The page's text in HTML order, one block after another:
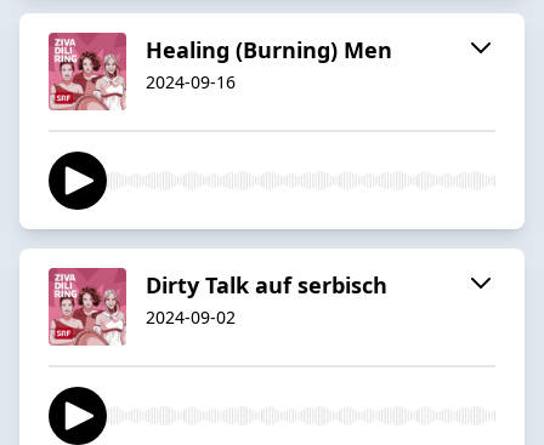
Healing (Burning) Men
2024-09-16
Dirty Talk auf serbisch
2024-09-02